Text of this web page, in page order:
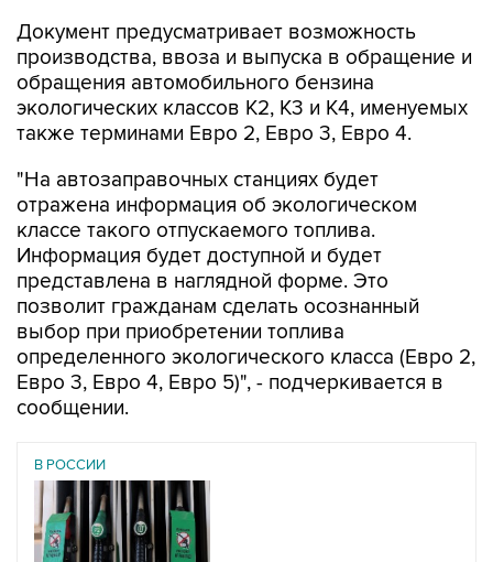
Документ предусматривает возможность
производства, ввоза и выпуска в обращение и
обращения автомобильного бензина
экологических классов К2, К3 и К4, именуемых
также терминами Евро 2, Евро 3, Евро 4.
"На автозаправочных станциях будет
отражена информация об экологическом
классе такого отпускаемого топлива.
Информация будет доступной и будет
представлена в наглядной форме. Это
позволит гражданам сделать осознанный
выбор при приобретении топлива
определенного экологического класса (Евро 2,
Евро 3, Евро 4, Евро 5)", - подчеркивается в
сообщении.
В РОССИИ